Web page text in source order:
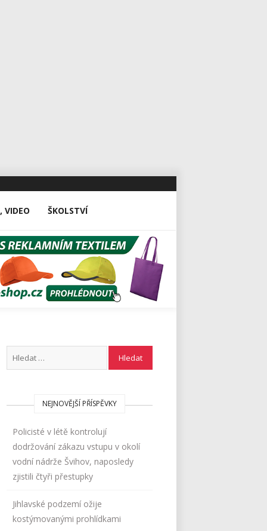
VIDEO ŠKOLSTVÍ
NEJNOVĚJŠÍ PŘÍSPĚVKY
Policisté v létě kontrolují
dodržování zákazu vstupu v okolí
vodní nádrže Švihov, naposledy
zjistili čtyři přestupky
Jihlavské podzemí ožije
kostýmovanými prohlídkami